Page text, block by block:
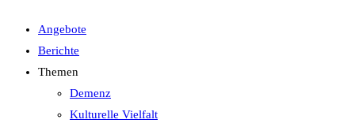
Angebote
Berichte
Themen
Demenz
Kulturelle Vielfalt